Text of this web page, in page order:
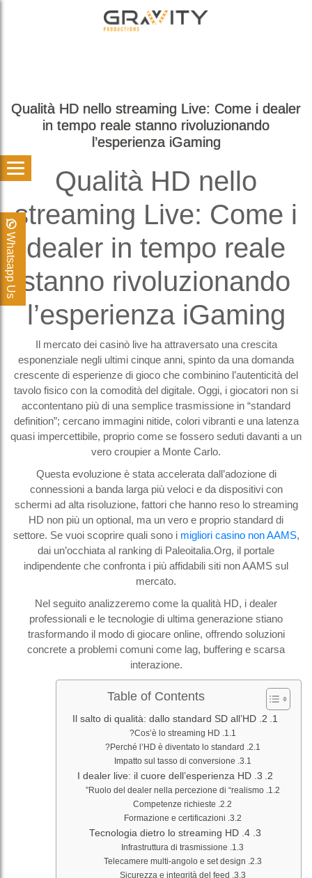
Whatsapp Us
Qualità HD nello streaming Live: Come i dealer
in tempo reale stanno rivoluzionando
l’esperienza iGaming
Qualità HD nello
streaming Live: Come i
dealer in tempo reale
stanno rivoluzionando
l’esperienza iGaming
Il mercato dei casinò live ha attraversato una crescita
esponenziale negli ultimi cinque anni, spinto da una domanda
crescente di esperienze di gioco che combinino l’autenticità del
tavolo fisico con la comodità del digitale. Oggi, i giocatori non si
accontentano più di una semplice trasmissione in “standard
definition”; cercano immagini nitide, colori vibranti e una latenza
quasi impercettibile, proprio come se fossero seduti davanti a un
vero croupier a Monte Carlo.
Questa evoluzione è stata accelerata dall’adozione di
connessioni a banda larga più veloci e da dispositivi con
schermi ad alta risoluzione, fattori che hanno reso lo streaming
HD non più un optional, ma un vero e proprio standard di
settore. Se vuoi scoprire quali sono i migliori casino non AAMS,
dai un’occhiata al ranking di Paleoitalia.Org, il portale
indipendente che confronta i più affidabili siti non AAMS sul
mercato.
Nel seguito analizzeremo come la qualità HD, i dealer
professionali e le tecnologie di ultima generazione stiano
trasformando il modo di giocare online, offrendo soluzioni
concrete a problemi comuni come lag, buffering e scarsa
interazione.
Table of Contents
2. Il salto di qualità: dallo standard SD all’HD
Cos’è lo streaming HD?
Perché l’HD è diventato lo standard?
Impatto sul tasso di conversione
3. I dealer live: il cuore dell’esperienza HD
Ruolo del dealer nella percezione di “realismo”
Competenze richieste
Formazione e certificazioni
4. Tecnologia dietro lo streaming HD
Infrastruttura di trasmissione
Telecamere multi‑angolo e set design
Sicurezza e integrità del feed